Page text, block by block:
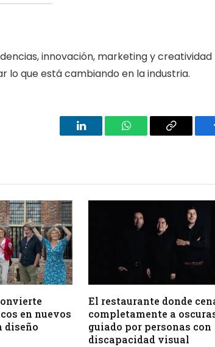
innovación, marketing y creatividad
lo que está cambiando en la industria.
LinkedIn WhatsAppCopy
en nuevos
diseño
El restaurante donde
completamente a
guiado por personas con
discapacidad visual